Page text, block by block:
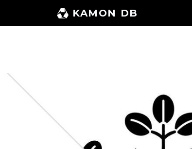
へ
KAMON DB